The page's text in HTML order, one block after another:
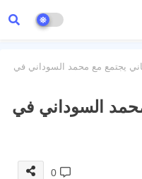
يجتمع مع محمد السوداني في
السوداني في
0